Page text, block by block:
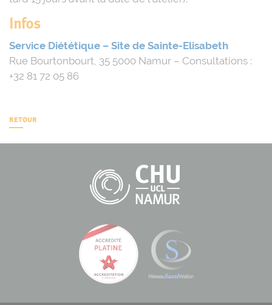
Infos
Service Diététique – Site de Sainte-Elisabeth
Rue Bourtonbourt, 35 5000 Namur – Consultations :
+32 81 72 05 86
RETOUR